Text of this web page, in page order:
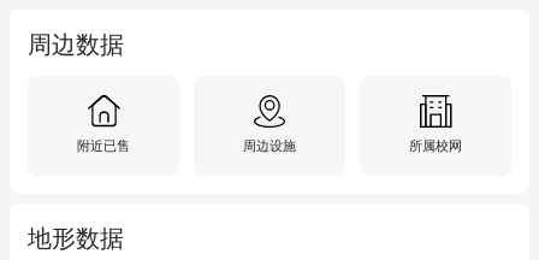
周边数据
附近已售 周边设施 所属校网
地形数据